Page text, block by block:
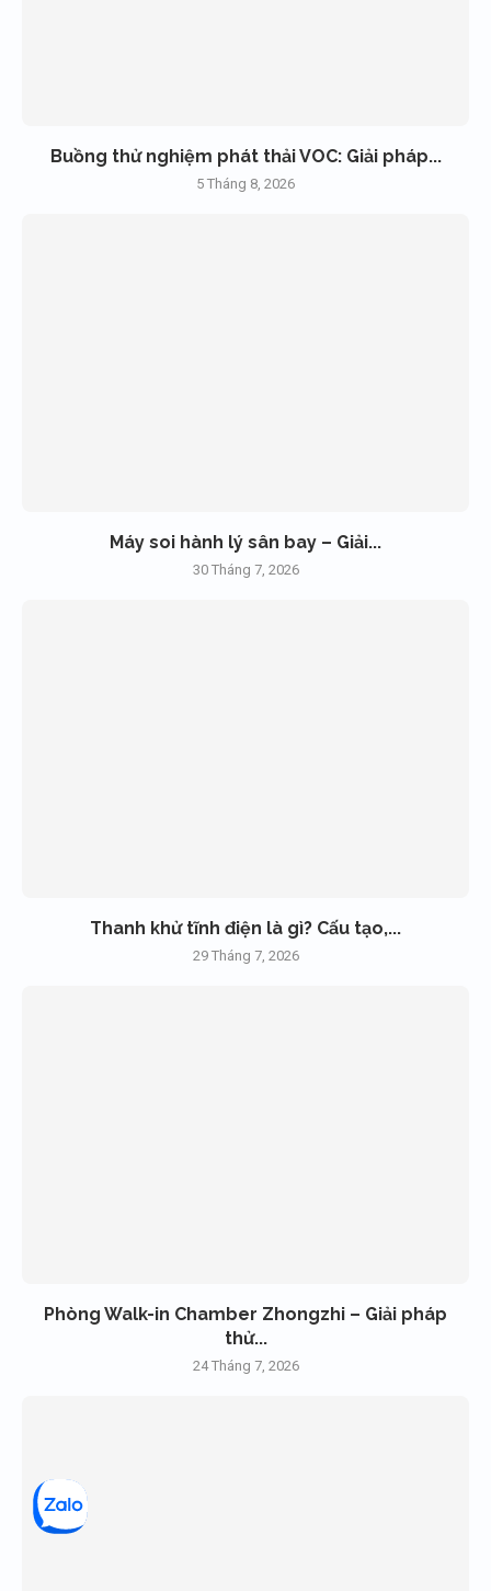
Buồng thử nghiệm phát thải VOC: Giải pháp...
5 Tháng 8, 2026
Máy soi hành lý sân bay – Giải...
30 Tháng 7, 2026
Thanh khử tĩnh điện là gì? Cấu tạo,...
29 Tháng 7, 2026
Phòng Walk-in Chamber Zhongzhi – Giải pháp
thử...
24 Tháng 7, 2026